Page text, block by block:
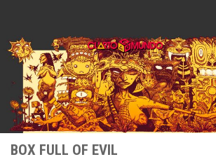
BOX FULL OF EVIL